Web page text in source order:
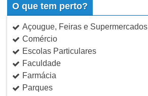
O que tem perto?
Açougue, Feiras e Supermercados
Comércio
Escolas Particulares
Faculdade
Farmácia
Parques